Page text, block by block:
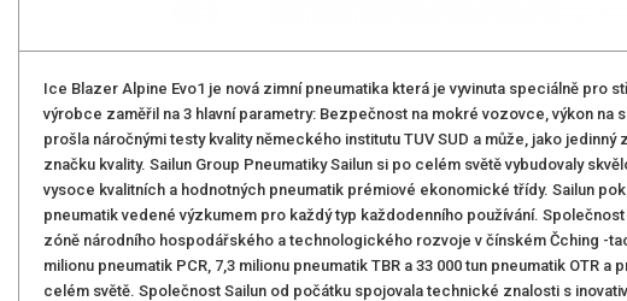
Ice Blazer Alpine Evo1 je nová zimní pneumatika která je vyvinuta speciálně pro
výrobce zaměřil na 3 hlavní parametry: Bezpečnost na mokré vozovce, výkon na
prošla náročnými testy kvality německého institutu TUV SUD a může, jako
značku kvality. Sailun Group Pneumatiky Sailun si po celém světě vybudovaly
vysoce kvalitních a hodnotných pneumatik prémiové ekonomické třídy. Sailun
pneumatik vedené výzkumem pro každý typ každodenního používání.
zóně národního hospodářského a technologického rozvoje v čínském Čching -
milionu pneumatik PCR, 7,3 milionu pneumatik TBR a 33 000 tun pneumatik OTR
celém světě. Společnost Sailun od počátku spojovala technické znalosti s